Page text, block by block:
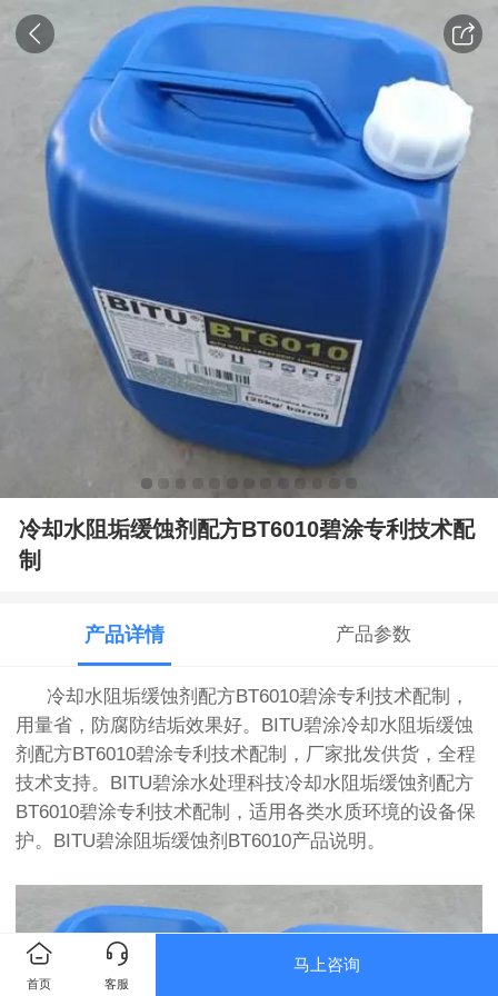
冷却水阻垢缓蚀剂配方BT6010碧涂专利技术配
制
产品详情 产品参数
冷却水阻垢缓蚀剂配方BT6010碧涂专利技术配制，
用量省，防腐防结垢效果好。BITU碧涂冷却水阻垢缓蚀
剂配方BT6010碧涂专利技术配制 ，厂家批发供货，全程
技术支持。
BITU碧涂水处理科技冷却水阻垢缓蚀剂配方
BT6010碧涂专利技术配制，适用各类水质环境的设备保
护。
BITU碧涂阻垢缓蚀剂BT6010产品说明。
首页 客服
马上咨询